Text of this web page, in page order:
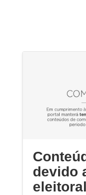
devido
eleitoral